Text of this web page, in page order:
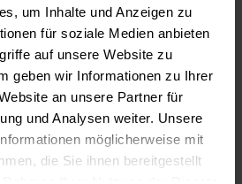
um Inhalte und Anzeigen zu
für soziale Medien anbieten
auf unsere Website zu
geben wir Informationen zu Ihrer
an unsere Partner für
und Analysen weiter. Unsere
möglicherweise mit
die Sie ihnen bereitgestellt